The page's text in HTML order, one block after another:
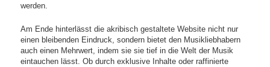
werden.
Am Ende hinterlässt die akribisch gestaltete Website nicht nur
einen bleibenden Eindruck, sondern bietet den Musikliebhabern
auch einen Mehrwert, indem sie sie tief in die Welt der Musik
eintauchen lässt. Ob durch exklusive Inhalte oder raffinierte